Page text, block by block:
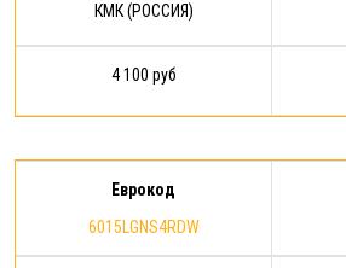
КМК (РОССИЯ)
4 100 руб
Еврокод
6015LGNS4RDW